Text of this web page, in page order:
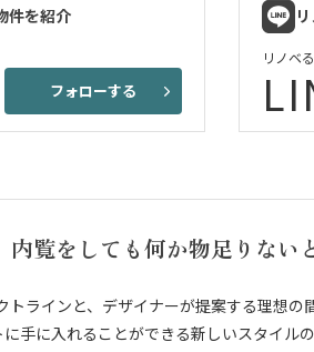
件を紹介
フォローする
リノベ
内覧をしても何か物足りな
トラインと、デザイナーが提案する理想の
に手に入れることができる新しいスタイル